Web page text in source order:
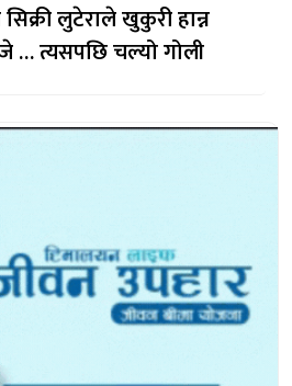
लुटेराले खुकुरी हान्न
… त्यसपछि चल्यो गोली